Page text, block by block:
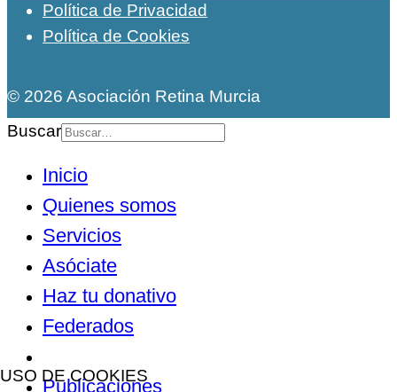
Política de Privacidad
Política de Cookies
© 2026 Asociación Retina Murcia
Buscar
Inicio
Quienes somos
Servicios
Asóciate
Haz tu donativo
Federados
Publicaciones
USO DE COOKIES